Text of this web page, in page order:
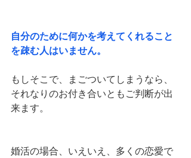
自分のために何かを考えてくれること
を疎む人はいません。
もしそこで、まごついてしまうなら、
それなりのお付き合いともご判断が出
来ます。
婚活の場合、いえいえ、多くの恋愛で